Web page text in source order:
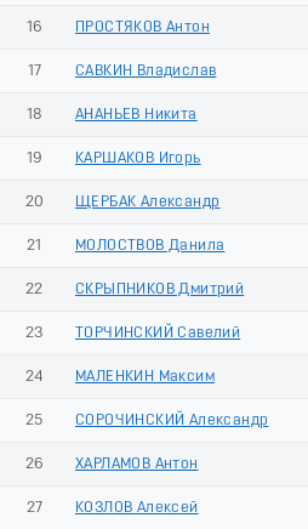
16 ПРОСТЯКОВ Антон
17 САВКИН Владислав
18 АНАНЬЕВ Никита
19 КАРШАКОВ Игорь
20 ЩЕРБАК Александр
21 МОЛОСТВОВ Данила
22 СКРЫПНИКОВ Дмитрий
23 ТОРЧИНСКИЙ Савелий
24 МАЛЕНКИН Максим
25 СОРОЧИНСКИЙ Александр
26 ХАРЛАМОВ Антон
27 КОЗЛОВ Алексей